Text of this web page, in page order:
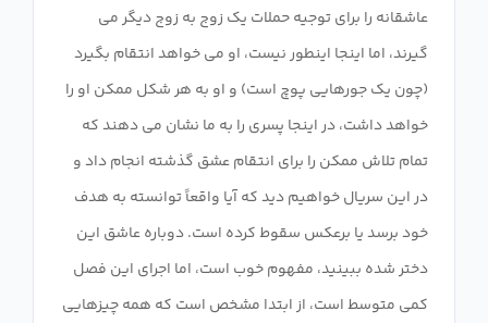
عاشقانه را برای توجیه حملات یک زوج به زوج دیگر می
گیرند، اما اینجا اینطور نیست، او می خواهد انتقام بگیرد
(چون یک جورهایی پوچ است) و او به هر شکل ممکن او را
خواهد داشت، در اینجا پسری را به ما نشان می دهند که
تمام تلاش ممکن را برای انتقام عشق گذشته انجام داد و
در این سریال خواهیم دید که آیا واقعاً توانسته به هدف
خود برسد یا برعکس سقوط کرده است. دوباره عاشق این
دختر شده ببینید، مفهوم خوب است، اما اجرای این فصل
کمی متوسط ​​است، از ابتدا مشخص است که همه چیزهایی